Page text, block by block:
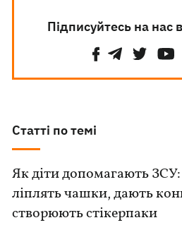
Підписуйтесь на нас
Статті по темі
Як діти допомагають
ліплять чашки, дають
створюють стікерпаки